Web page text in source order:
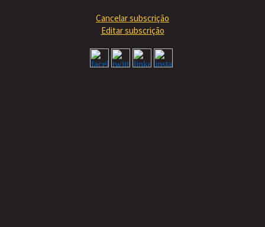
Cancelar subscrição
Editar subscrição